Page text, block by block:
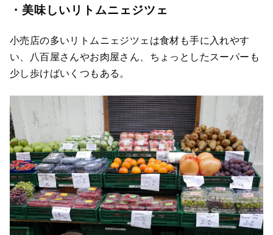
・美味しいリトムニェジツェ
小売店の多いリトムニェジツェは食材も手に入れやす
い、八百屋さんやお肉屋さん、ちょっとしたスーパーも
少し歩けばいくつもある。